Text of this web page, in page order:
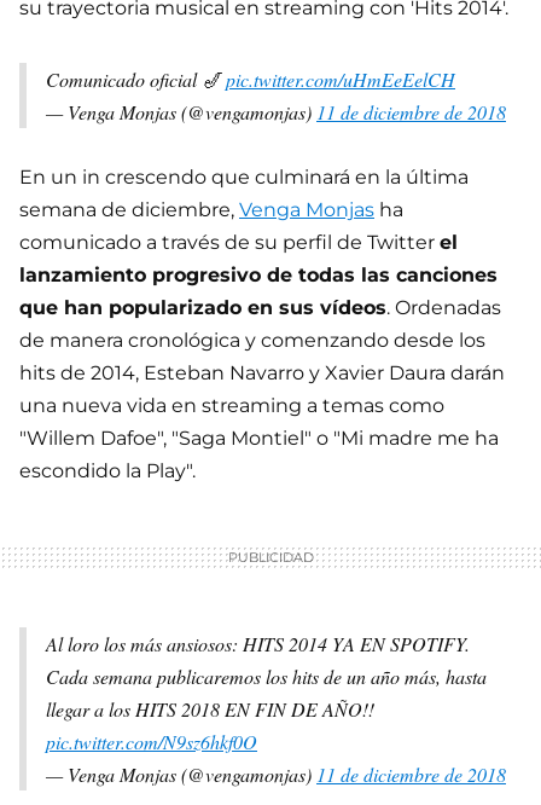
su trayectoria musical en streaming con 'Hits 2014'.
Comunicado oficial 🎷pic.twitter.com/uHmEeEelCH
— Venga Monjas (@vengamonjas) 11 de diciembre de 2018
En un in crescendo que culminará en la última
semana de diciembre, Venga Monjas ha
comunicado a través de su perfil de Twitter el
lanzamiento progresivo de todas las canciones
que han popularizado en sus vídeos. Ordenadas
de manera cronológica y comenzando desde los
hits de 2014, Esteban Navarro y Xavier Daura darán
una nueva vida en streaming a temas como
"Willem Dafoe", "Saga Montiel" o "Mi madre me ha
escondido la Play".
Al loro los más ansiosos: HITS 2014 YA EN SPOTIFY.
Cada semana publicaremos los hits de un año más, hasta
llegar a los HITS 2018 EN FIN DE AÑO!!
pic.twitter.com/N9sz6hkf0O
— Venga Monjas (@vengamonjas) 11 de diciembre de 2018